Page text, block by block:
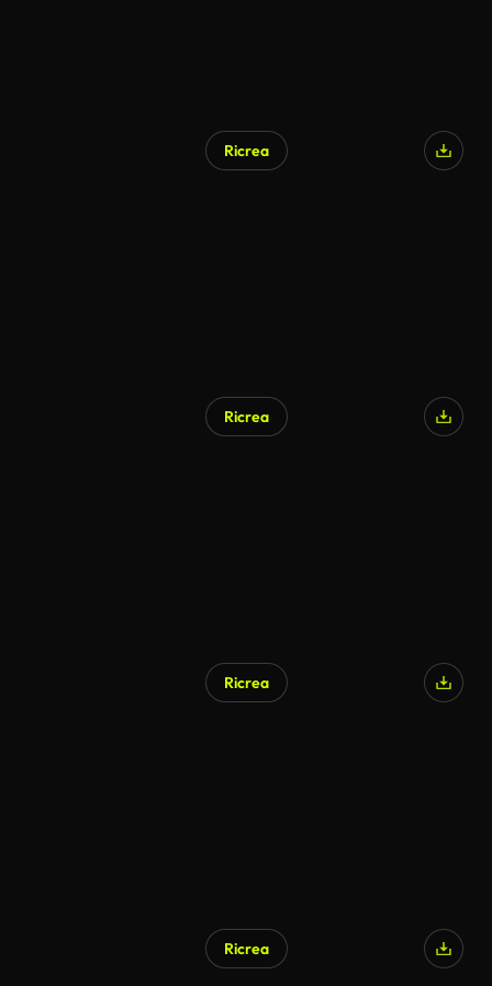
Ricrea
Ricrea
Ricrea
Ricrea